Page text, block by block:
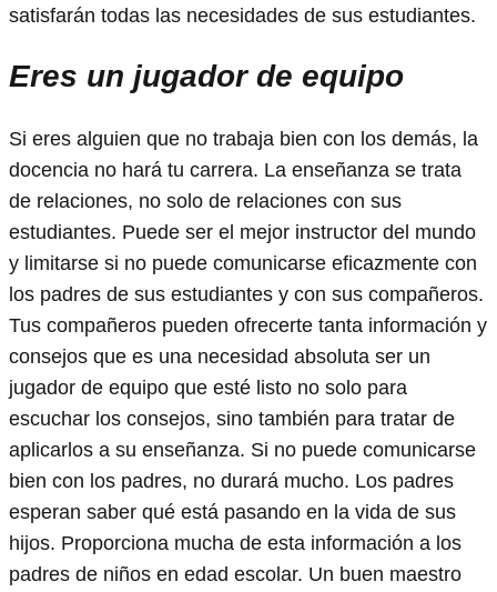
satisfarán todas las necesidades de sus estudiantes.
Eres un jugador de equipo
Si eres alguien que no trabaja bien con los demás, la
docencia no hará tu carrera. La enseñanza se trata
de relaciones, no solo de relaciones con sus
estudiantes. Puede ser el mejor instructor del mundo
y limitarse si no puede comunicarse eficazmente con
los padres de sus estudiantes y con sus compañeros.
Tus compañeros pueden ofrecerte tanta información y
consejos que es una necesidad absoluta ser un
jugador de equipo que esté listo no solo para
escuchar los consejos, sino también para tratar de
aplicarlos a su enseñanza. Si no puede comunicarse
bien con los padres, no durará mucho. Los padres
esperan saber qué está pasando en la vida de sus
hijos. Proporciona mucha de esta información a los
padres de niños en edad escolar. Un buen maestro